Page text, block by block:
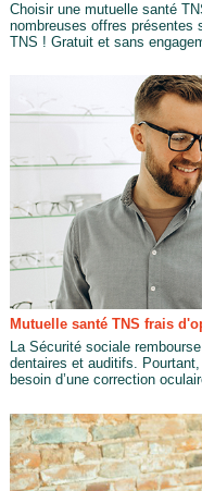
Choisir une mutuelle santé
nombreuses offres présentes
TNS ! Gratuit et sans
Mutuelle santé TNS frais
La Sécurité sociale
dentaires et auditifs.
besoin d’une correction